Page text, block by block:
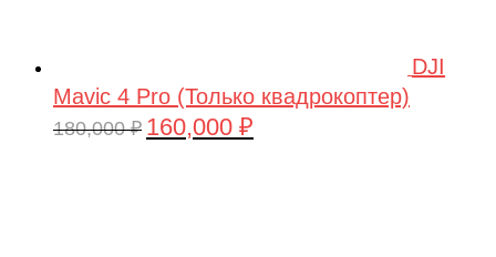
DJI
Mavic 4 Pro (Только квадрокоптер)
180,000₽ Первоначальная
160,000 ₽